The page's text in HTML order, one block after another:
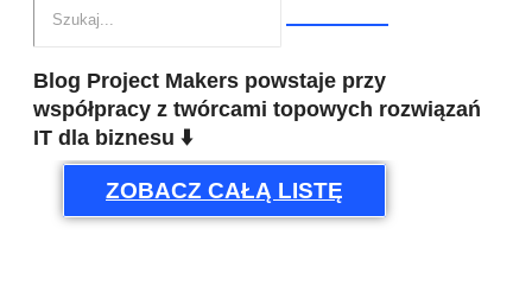
Blog Project Makers powstaje przy
współpracy z twórcami topowych rozwiązań
IT dla biznesu ⬇️
ZOBACZ CAŁĄ LISTĘ